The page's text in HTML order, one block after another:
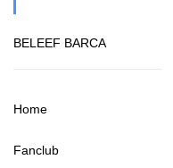
BELEEF BARCA
Home
Fanclub